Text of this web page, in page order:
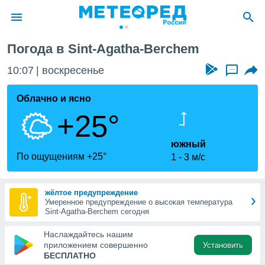
о
Вы можете
к этому
доступ
Погода в Sint-Agatha-Berchem
10:07 воскресенье ...
Облачно и ясно
+25°
По ощущениям +25°
южный
1
3 м/с
жёлтое предупреждение
Умеренное предупреждение о высокая температура
Sint-Agatha-Berchem сегодня
Наслаждайтесь нашим
приложением совершенно
БЕСПЛАТНО
Установить